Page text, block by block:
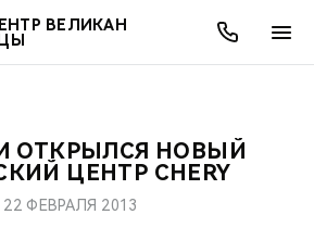
ВЕЛИКАН
МОДЕЛИ
ПОКУПАТЕЛЯМ
ВЛАДЕЛЬЦАМ
МИР CHERY
АКЦИИ
СЕРВИСЫ
О КОМПАНИИ
ОТКРЫЛСЯ НОВЫЙ
ЦЕНТР CHERY
22 ФЕВРАЛЯ 2013